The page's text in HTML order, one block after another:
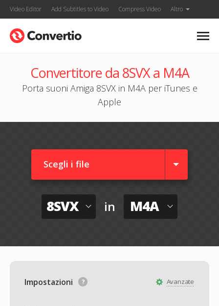
Video Editor Add Subtitles to Video Compress Video Altro
Convertitore da 8SVX a M4A
Porta suoni Amiga 8SVX in M4A per iTunes e
Apple
Scegli i file
8SVX in M4A
Avanzate
Impostazioni